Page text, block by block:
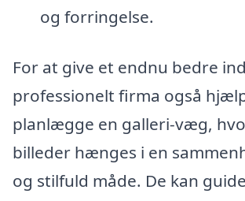
og forringelse.
For at give et endnu bedre
professionelt firma også
planlægge en galleri-væg,
billeder hænges i en
og stilfuld måde. De kan